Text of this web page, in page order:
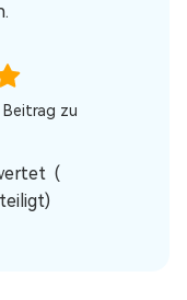
Beitrag zu
(